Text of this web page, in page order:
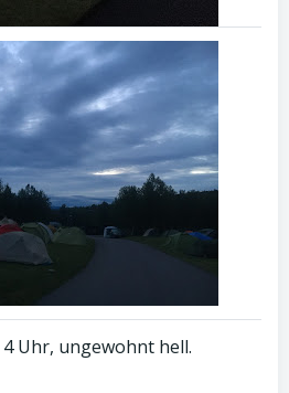
Uhr, ungewohnt hell.